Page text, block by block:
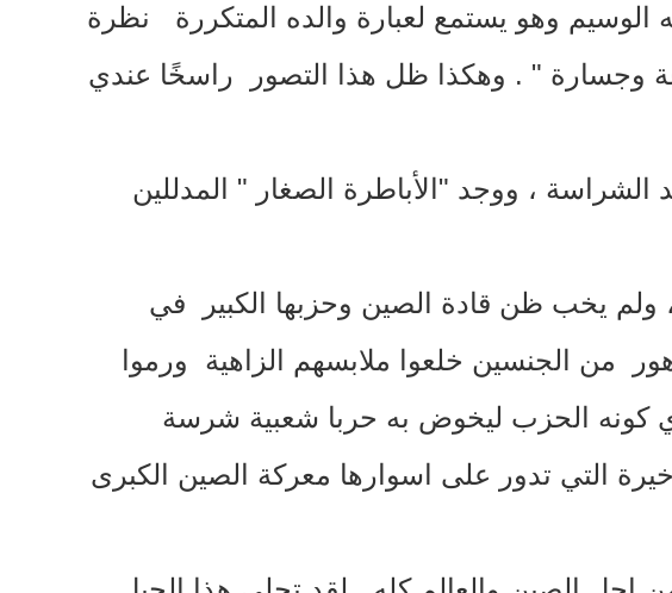
الوسيم وهو يستمع لعبارة والده المتكررة نظرة
وجسارة " . وهكذا ظل هذا التصور راسخًا عندي
الشراسة ، ووجد " الأباطرة الصغار "
المدللين
، ولم يخب ظن قادة الصين وحزبها الكبير في
من الجنسين خلعوا ملابسهم الزاهية ورموا
كونه الحزب ليخوض به حربا شعبية شرسة
التي تدور على اسوارها معركة الصين الكبرى